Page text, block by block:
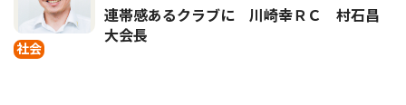
社会
連帯感あるクラブに 川崎幸ＲＣ 村石昌
大会長